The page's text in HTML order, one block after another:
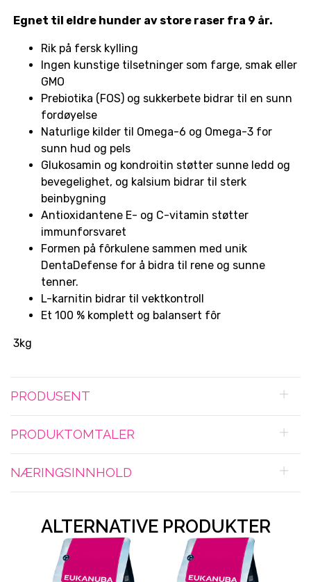
Egnet til eldre hunder av store raser fra 9 år.
Rik på fersk kylling
Ingen kunstige tilsetninger som farge, smak eller
GMO
Prebiotika (FOS) og sukkerbete bidrar til en sunn
fordøyelse
Naturlige kilder til Omega-6 og Omega-3 for
sunn hud og pels
Glukosamin og kondroitin støtter sunne ledd og
bevegelighet, og kalsium bidrar til sterk
beinbygning
Antioxidantene E- og C-vitamin støtter
immunforsvaret
Formen på fôrkulene sammen med unik
DentaDefense for å bidra til rene og sunne
tenner.
L-karnitin bidrar til vektkontroll
Et 100 % komplett og balansert fôr
3kg
PRODUSENT
PRODUKTOMTALER
NÆRINGSINNHOLD
ALTERNATIVE PRODUKTER